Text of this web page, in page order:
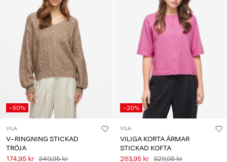
-50%
VILA
V-RINGNING STICKAD
TRÖJA
174,95 kr 349,95 kr
-20%
VILA
VILIGA KORTA ÄRMAR
STICKAD KOFTA
263,95 kr 329,95 kr